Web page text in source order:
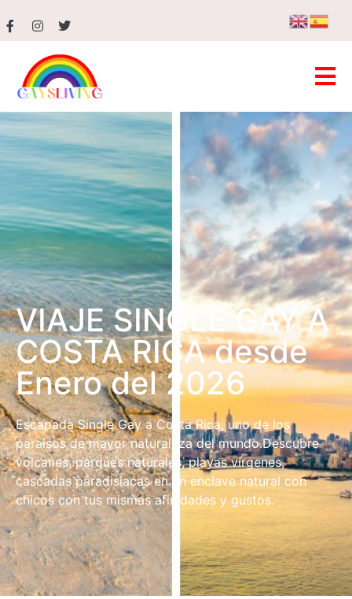
VIAJE SINGLE GAY A
COSTA RICA desde
Enero del 2026
Escapada Single Gay a Costa Rica, uno de los
paraisos de mayor naturaleza del mundo.Descubre
volcanes, parques naturales, playas virgenes,
cascadas paradisiacas en un enclave natural con
chicos con tus mismas afinidades y gustos.